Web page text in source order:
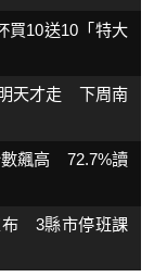
10送10「特大
天才走 下周南
數飆高 72.7%讀
布 3縣市停班課